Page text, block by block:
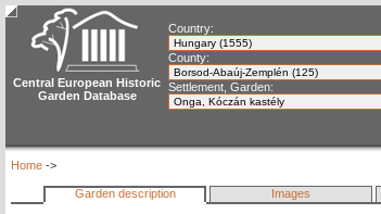
Central European Historic
Garden Database
Country:
County:
Settlement, Garden:
Home ->
Garden description Images